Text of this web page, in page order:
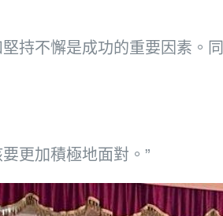
持不懈是成功的重要因素。
更加積極地面對。”